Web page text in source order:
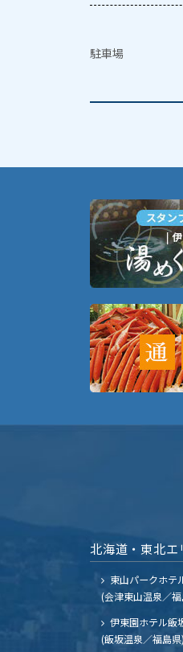
駐車場
北海道・東北エ
東山パークホテ
(会津東山温泉／
伊東園ホテル飯
(飯坂温泉／福島県)